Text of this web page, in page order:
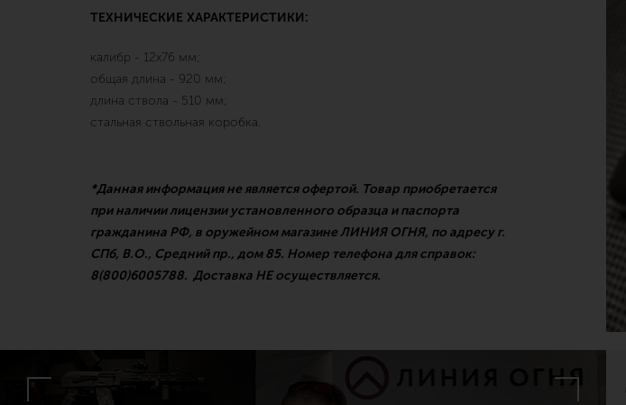
ТЕХНИЧЕСКИЕ ХАРАКТЕРИСТИКИ:
калибр - 12х76 мм;
общая длина - 920 мм;
длина ствола - 510 мм;
стальная ствольная коробка.
*Данная информация не является офертой. Товар приобретается
при наличии лицензии установленного образца и паспорта
гражданина РФ, в оружейном магазине ЛИНИЯ ОГНЯ, по адресу г.
СПб, В.О., Средний пр., дом 85. Номер телефона для справок:
8(800)6005788. Доставка НЕ осуществляется.